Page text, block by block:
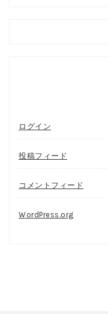
ログイン
投稿フィード
コメントフィード
WordPress.org